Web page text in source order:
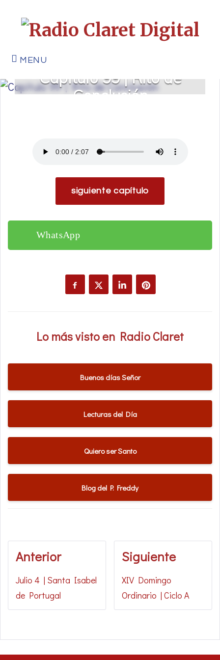
MENU
Capítulo 99 | Rito de
Conclusión
siguiente capítulo
WhatsApp
Lo más visto en Radio Claret
Buenos días Señor
Lecturas del Día
Quiero ser Santo
Blog del P. Freddy
Anterior
Julio 4 | Santa Isabel
de Portugal
Siguiente
XIV Domingo
Ordinario | Ciclo A